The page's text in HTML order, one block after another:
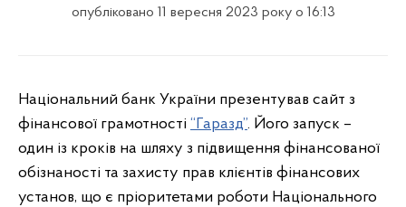
опубліковано 11 вересня 2023 року о 16:13
Національний банк України презентував cайт з
фінансової грамотності “Гаразд”. Його запуск –
один із кроків на шляху з підвищення фінансованої
обізнаності та захисту прав клієнтів фінансових
установ, що є пріоритетами роботи Національного